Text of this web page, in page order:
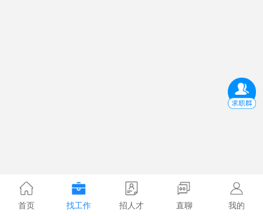
首页 找工作 招人才 直聊 我的